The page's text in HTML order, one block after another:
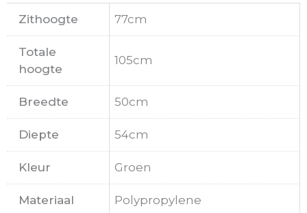
Zithoogte 77cm
Totale
hoogte
105cm
Breedte 50cm
Diepte 54cm
Kleur Groen
Materiaal Polypropylene